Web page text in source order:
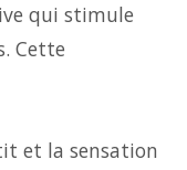
qui stimule
Cette
et la sensation